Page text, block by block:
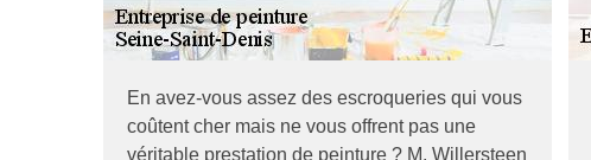
En avez-vous assez des escroqueries qui vous
coûtent cher mais ne vous offrent pas une
véritable prestation de peinture ? M. Willersteen